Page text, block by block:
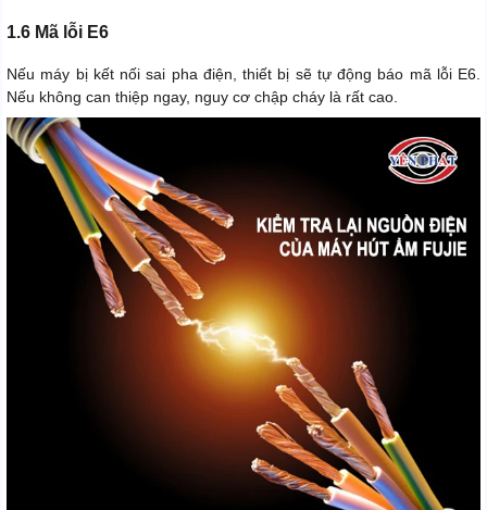
1.6 Mã lỗi E6
Nếu máy bị kết nối sai pha điện, thiết bị sẽ tự động báo mã lỗi E6.
Nếu không can thiệp ngay, nguy cơ chập cháy là rất cao.